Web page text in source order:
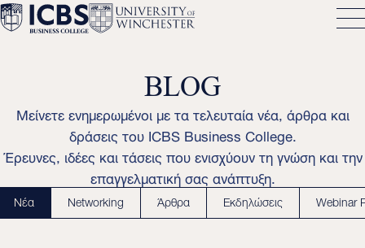
BLOG
Μείνετε ενημερωμένοι με τα τελευταία νέα, άρθρα και
δράσεις του ICBS Business College.
Έρευνες, ιδέες και τάσεις που ενισχύουν τη γνώση και την
επαγγελματική σας ανάπτυξη.
Νέα Networking Άρθρα Εκδηλώσεις Webinar